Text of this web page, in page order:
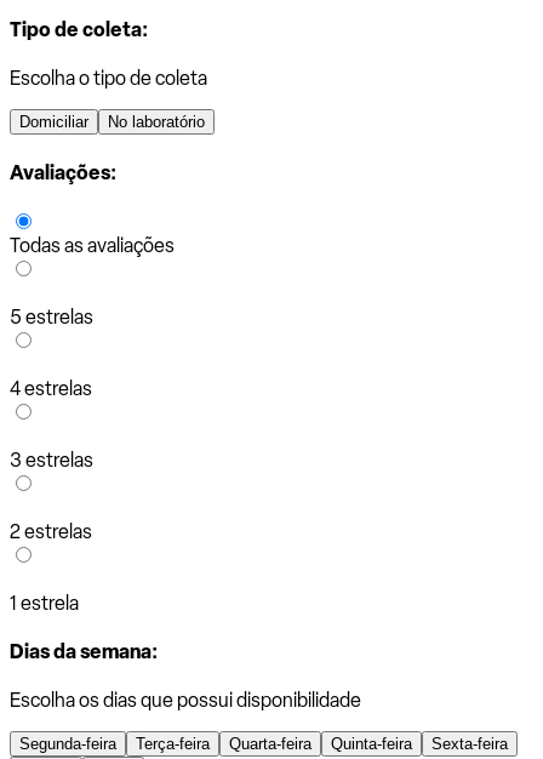
Tipo de coleta:
Escolha o tipo de coleta
Domiciliar No laboratório
Avaliações:
Todas as avaliações
5 estrelas
4 estrelas
3 estrelas
2 estrelas
1 estrela
Dias da semana:
Escolha os dias que possui disponibilidade
Segunda-feira Terça-feira Quarta-feira Quinta-feira
Sexta-feira